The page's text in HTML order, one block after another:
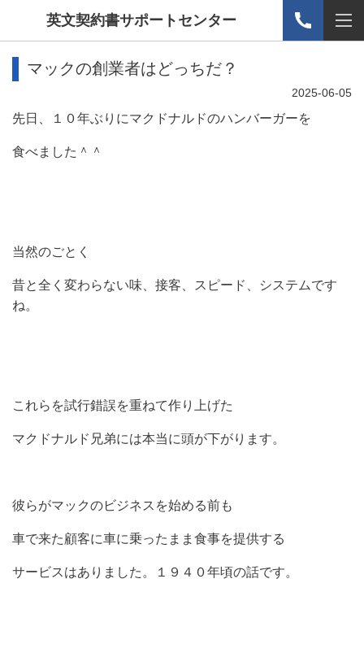
英文契約書サポートセンター
マックの創業者はどっちだ？
2025-06-05
先日、１０年ぶりにマクドナルドのハンバーガーを
食べました＾＾
当然のごとく
昔と全く変わらない味、接客、スピード、システムです
ね。
これらを試行錯誤を重ねて作り上げた
マクドナルド兄弟には本当に頭が下がります。
彼らがマックのビジネスを始める前も
車で来た顧客に車に乗ったまま食事を提供する
サービスはありました。１９４０年頃の話です。